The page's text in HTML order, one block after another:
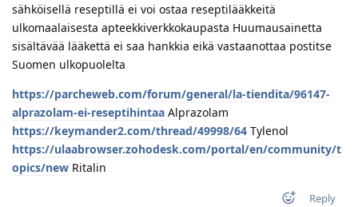
sähköisellä reseptillä ei voi ostaa reseptilääkkeitä
ulkomaalaisesta apteekkiverkkokaupasta Huumausainetta
sisältävää lääkettä ei saa hankkia eikä vastaanottaa postitse
Suomen ulkopuolelta
https://parcheweb.com/forum/general/la-tiendita/96147-
alprazolam-ei-reseptihintaa Alprazolam
https://keymander2.com/thread/49998/64 Tylenol
https://ulaabrowser.zohodesk.com/portal/en/community/t
opics/new Ritalin
Reply